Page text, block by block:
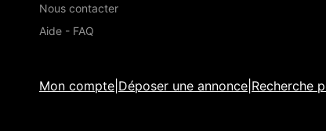
Nous contacter
Aide - FAQ
Mon compte Déposer une annonce Recherche